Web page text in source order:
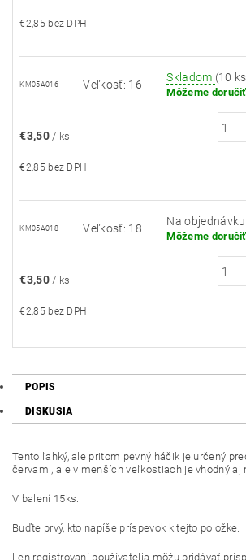
€2,85 bez DPH
KM05A016 Veľkosť: 16
Skladom (10
Môžeme
€3,50 / ks
€2,85 bez DPH
KM05A018 Veľkosť: 18
Na objednávku
Môžeme
€3,50 / ks
€2,85 bez DPH
POPIS
DISKUSIA
Tento ľahký, ale pritom pevný háčik je určený
červami, ale v menších veľkostiach je vhodný aj
V balení 15ks.
Buďte prvý, kto napíše príspevok k tejto položke.
Len registrovaní používatelia môžu pridávať